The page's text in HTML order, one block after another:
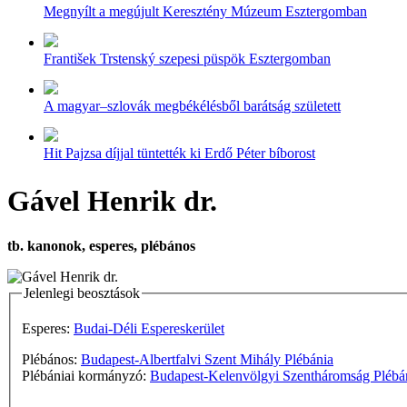
Megnyílt a megújult Keresztény Múzeum Esztergomban
František Trstenský szepesi püspök Esztergomban
A magyar–szlovák megbékélésből barátság született
Hit Pajzsa díjjal tüntették ki Erdő Péter bíborost
Gável Henrik dr.
tb. kanonok, esperes, plébános
Jelenlegi beosztások
Esperes: Budai-Déli Espereskerület
Plébános: Budapest-Albertfalvi Szent Mihály Plébánia
Plébániai kormányzó: Budapest-Kelenvölgyi Szentháromság